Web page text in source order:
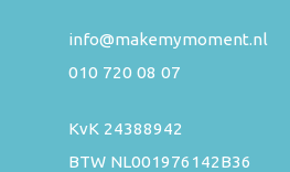
info@makemymoment.nl
010 720 08 07
KvK 24388942
BTW NL001976142B36